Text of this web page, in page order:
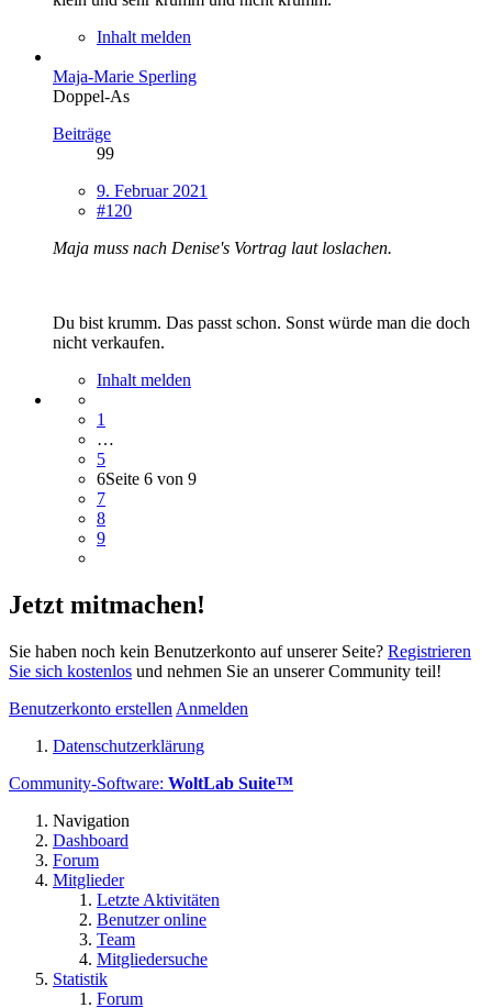
Inhalt melden
Maja-Marie Sperling
Doppel-As
Beiträge
99
9. Februar 2021
#120
Maja muss nach Denise's Vortrag laut loslachen.
Du bist krumm. Das passt schon. Sonst würde man die doch
nicht verkaufen.
Inhalt melden
1
…
5
6Seite 6 von 9
7
8
9
Jetzt mitmachen!
Sie haben noch kein Benutzerkonto auf unserer Seite? Registrieren
Sie sich kostenlos und nehmen Sie an unserer Community teil!
Benutzerkonto erstellen Anmelden
Datenschutzerklärung
Community-Software: WoltLab Suite™
Navigation
Dashboard
Forum
Mitglieder
Letzte Aktivitäten
Benutzer online
Team
Mitgliedersuche
Statistik
Forum